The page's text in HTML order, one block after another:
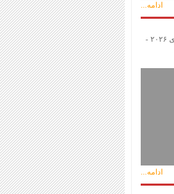
ادامه...
نمایشگاه بین‌المللی کارتون مجازی ۲۰۲۶ -
ادامه...